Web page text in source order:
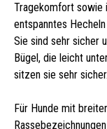
Tragekomfort sowie
entspanntes
Sie sind sehr sicher
Bügel, die leicht
sitzen sie sehr sicher.
Für Hunde mit